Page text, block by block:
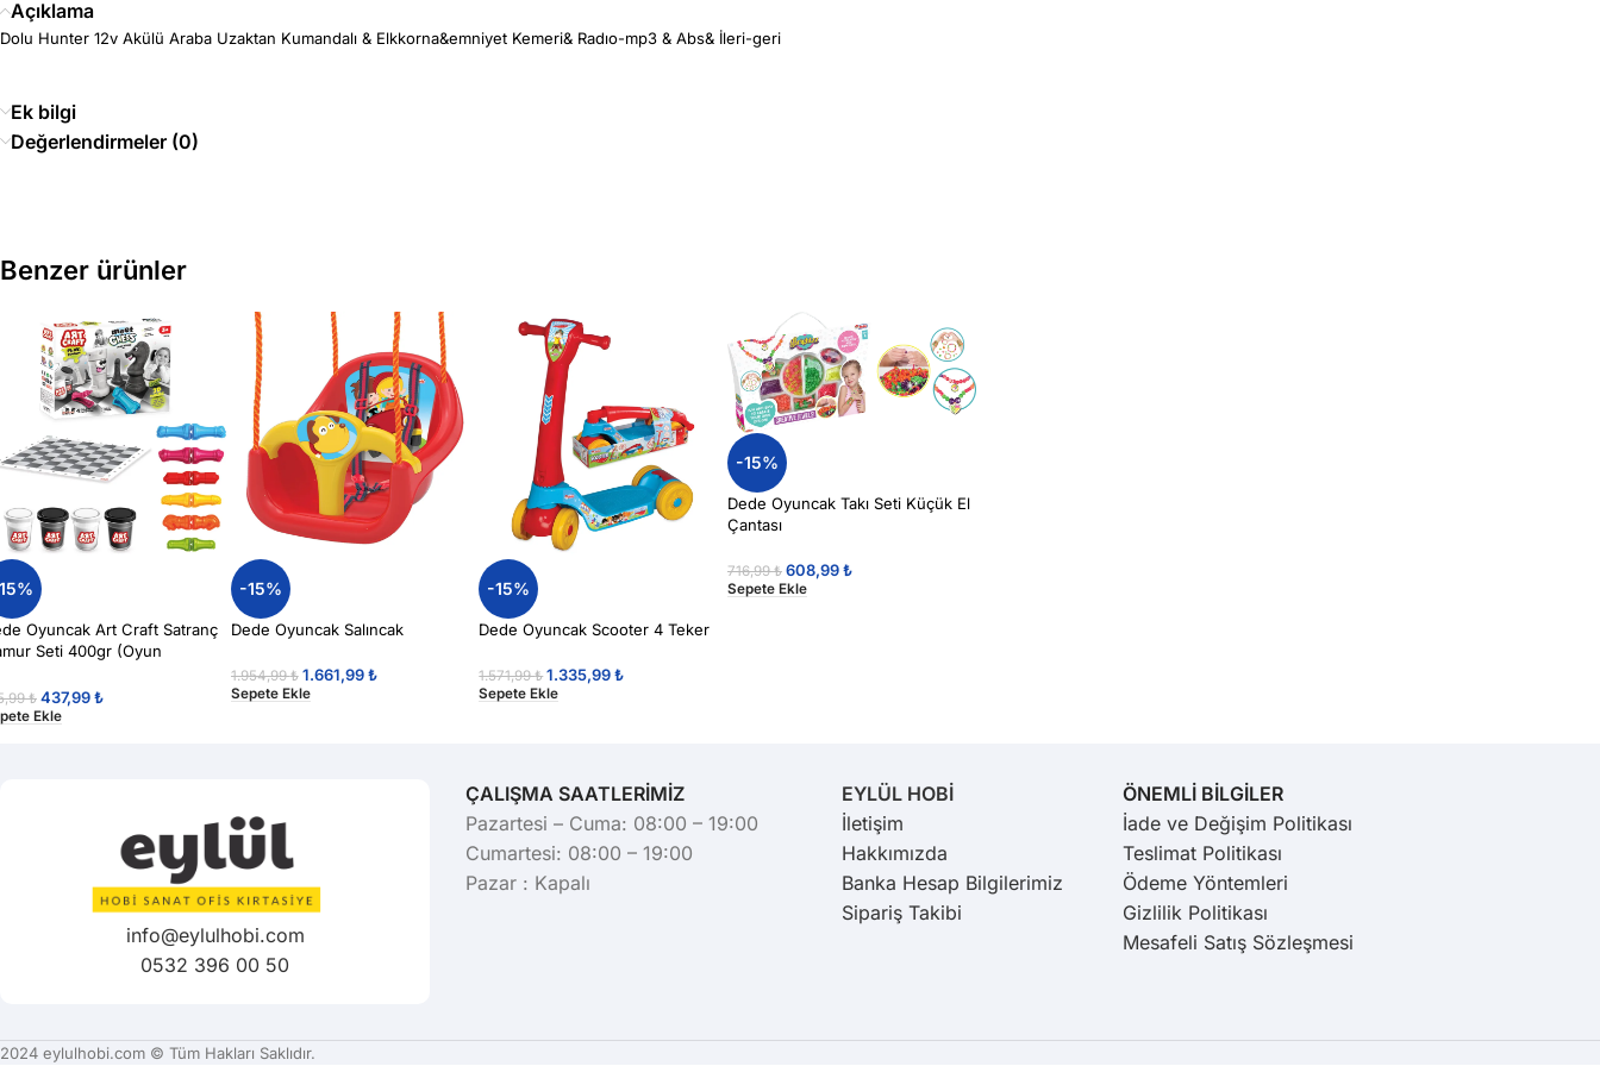
Açıklama
Dolu Hunter 12v Akülü Araba Uzaktan Kumandalı & Elkkorna&emniyet Kemeri& Radıo-mp3 & Abs& İleri-geri
Ek bilgi
Değerlendirmeler (0)
Benzer ürünler
Oyuncak Art Craft Satranç
Seti 400gr (Oyun
₺ 437,99₺
Ekle
-15%
Dede Oyuncak Salıncak
1.954,99₺ 1.661,99₺
Sepete Ekle
-15%
Dede Oyuncak Scooter 4 Teker
1.571,99₺ 1.335,99₺
Sepete Ekle
-15%
Dede Oyuncak Takı Seti Küçük El
Çantası
716,99₺ 608,99₺
Sepete Ekle
info@eylulhobi.com
0532 396 00 50
ÇALIŞMA SAATLERİMİZ
Pazartesi – Cuma: 08:00 – 19:00
Cumartesi: 08:00 – 19:00
Pazar : Kapalı
EYLÜL HOBİ
İletişim
Hakkımızda
Banka Hesap Bilgilerimiz
Sipariş Takibi
ÖNEMLİ BİLGİLER
İade ve Değişim Politikası
Teslimat Politikası
Ödeme Yöntemleri
Gizlilik Politikası
Mesafeli Satış Sözleşmesi
2024 eylulhobi.com © Tüm Hakları Saklıdır.